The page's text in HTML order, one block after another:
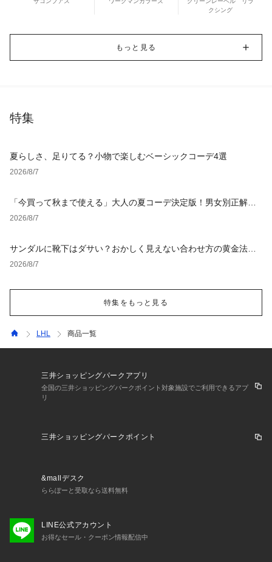
クシング
もっと見る
特集
夏らしさ、足りてる？小物で楽しむベーシックコーデ4選
2026/8/7
「今買って秋まで使える」大人の夏コーデ決定版！男女別正解ス
タイルとNGな着こなし
2026/8/7
サンダルに靴下はダサい？おかしく見えない合わせ方の黄金法則
と男女別おすすめコーデ
2026/8/7
特集をもっと見る
LHL 商品一覧
三井ショッピングパークアプリ
全国の三井ショッピングパークポイント対象施設でご利用できるアプ
リ
三井ショッピングパークポイント
&mallデスク
ららぽーと受取なら送料無料
LINE公式アカウント
お得なセール・クーポン情報配信中